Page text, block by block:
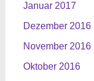
Januar 2017
Dezember 2016
November 2016
Oktober 2016